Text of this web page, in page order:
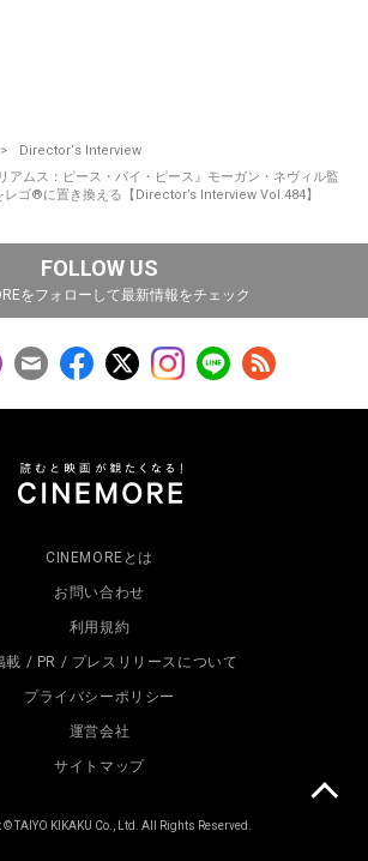
Director‘s Interview
アムス：ピース・バイ・ピース』モーガン・ネヴィル監
ゴ®に置き換える【Director’s Interview Vol.484】
FOLLOW US
をフォローして最新情報をチェック
CINEMOREとは
お問い合わせ
利用規約
載 / PR / プレスリリースについて
プライバシーポリシー
運営会社
サイトマップ
TAIYO KIKAKU Co., Ltd. All Rights Reserved.